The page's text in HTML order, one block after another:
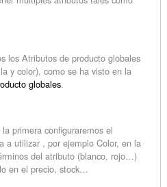
los Atributos de producto globales
y color), como se ha visto en la
globales.
primera configuraremos el
a utilizar , por ejemplo Color, en la
del atributo (blanco, rojo…)
en el precio, stock…